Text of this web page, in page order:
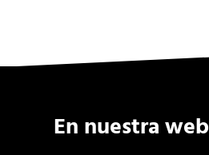
En nuestra web